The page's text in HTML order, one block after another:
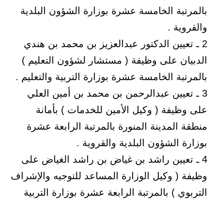
بالمرتبة الخامسة عشرة بوزارة الشؤون البلدية
والقروية .
2 ـ تعيين الدكتور عبدالعزيز بن محمد بن هندي
الدبيان على وظيفة ( مستشار لشؤون التعليم )
بالمرتبة الخامسة عشرة بوزارة التربية والتعليم .
3 ـ تعيين عبدالرحمن بن محمد بن أمين العلي
على وظيفة ( وكيل الأمين للخدمات ) بأمانة
منطقة المدينة المنورة بالمرتبة الرابعة عشرة
بوزارة الشؤون البلدية والقروية .
4 ـ تعيين راشد بن غياض بن راشد الغياض على
وظيفة ( وكيل الوزارة المساعد للتوجيه والإشراف
التربوي ) بالمرتبة الرابعة عشرة بوزارة التربية